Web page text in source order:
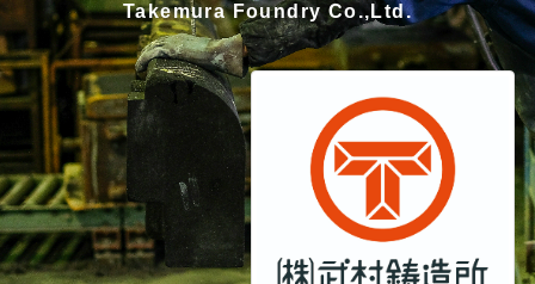
Takemura Foundry Co.,Ltd.